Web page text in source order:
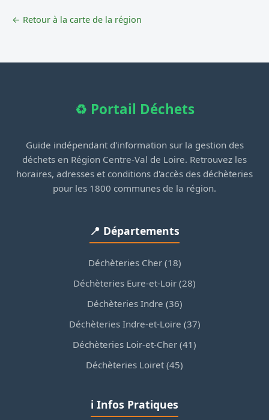
← Retour à la carte de la région
♻️ Portail Déchets
Guide indépendant d'information sur la gestion des
déchets en Région Centre-Val de Loire. Retrouvez les
horaires, adresses et conditions d'accès des déchèteries
pour les 1800 communes de la région.
📍 Départements
Déchèteries Cher (18)
Déchèteries Eure-et-Loir (28)
Déchèteries Indre (36)
Déchèteries Indre-et-Loire (37)
Déchèteries Loir-et-Cher (41)
Déchèteries Loiret (45)
ℹ️ Infos Pratiques